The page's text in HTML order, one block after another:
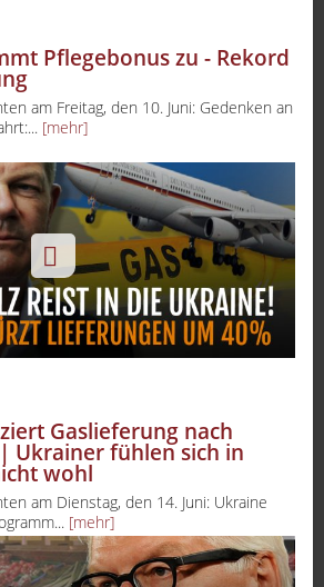
Pflegebonus zu - Rekord
am Freitag, den 10. Juni: Gedenken an
[mehr]
Gaslieferung nach
Ukrainer fühlen sich in
wohl
am Dienstag, den 14. Juni: Ukraine
[mehr]